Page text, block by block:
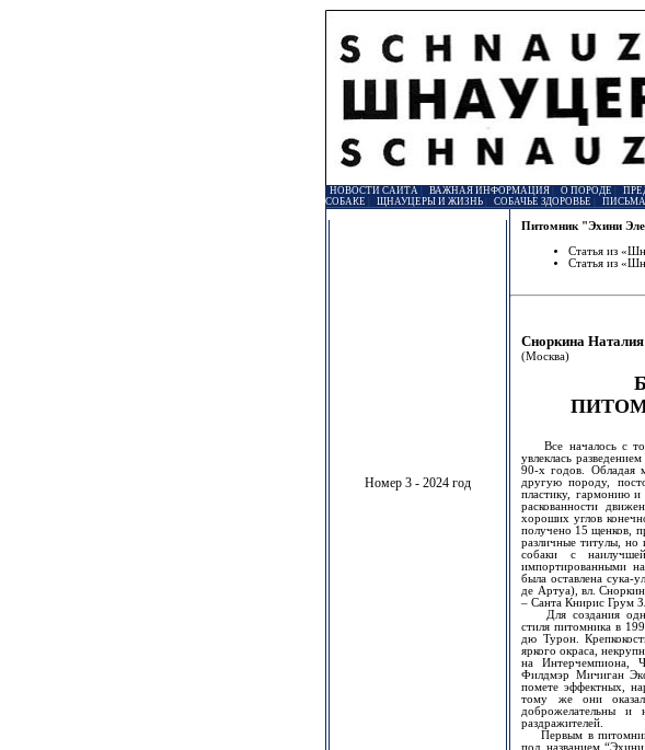
НОВОСТИ САЙТА| ВАЖНАЯ ИНФОРМАЦИЯ| О ПОРОДЕ
СОБАКЕ
ЩНАУЦЕРЫ И ЖИЗНЬ| СОБАЧЬЕ ЗДОРОВЬЕ
Номер 3 - 2024 год
Питомник "Эхини
Статья из
Статья из
Сноркина Наталия
(Москва)
Все началось с
увлеклась
90-х годов. Обладая
другую породу,
пластику, гармонию и
раскованности
хороших углов
получено 15 щенков,
различные титулы, но
собаки с
импортированными
была оставлена
де Артуа), вл.
– Санта Книрис Грум
Для создания
стиля питомника в
дю Турон.
яркого окраса,
на Интерчемпиона,
Филдмэр Мичиган
помете эффектных,
тому же они
доброжелательны и
раздражителей.
Первым в
под названием